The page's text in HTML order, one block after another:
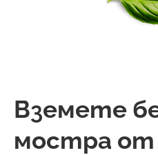
Вземете
мостра от